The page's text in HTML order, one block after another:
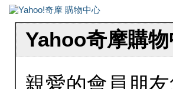
Yahoo奇摩購
親愛的會員朋友